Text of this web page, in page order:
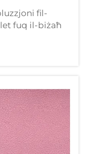
fil-
fuq il-biżaħ
brand medju
għall-
rokna ħadu